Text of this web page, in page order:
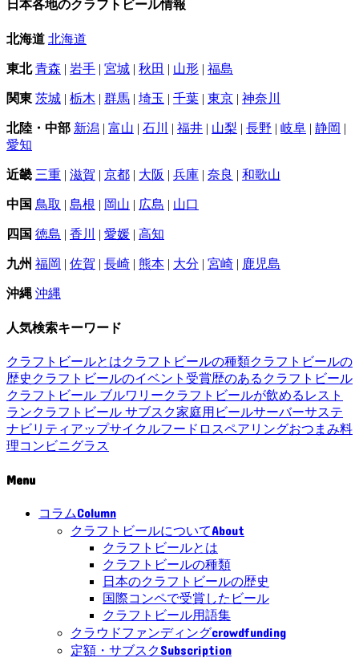
日本各地のクラフトビール情報
北海道 北海道
東北 青森 | 岩手 | 宮城 | 秋田 | 山形 | 福島
関東 茨城 | 栃木 | 群馬 | 埼玉 | 千葉 | 東京 | 神奈川
北陸・中部 新潟 | 富山 | 石川 | 福井 | 山梨 | 長野 | 岐阜 | 静岡 |
愛知
近畿 三重 | 滋賀 | 京都 | 大阪 | 兵庫 | 奈良 | 和歌山
中国 鳥取 | 島根 | 岡山 | 広島 | 山口
四国 徳島 | 香川 | 愛媛 | 高知
九州 福岡 | 佐賀 | 長崎 | 熊本 | 大分 | 宮崎 | 鹿児島
沖縄 沖縄
人気検索キーワード
クラフトビールとはクラフトビールの種類クラフトビールの
歴史 クラフトビールのイベント 受賞歴のあるクラフトビール
クラフトビール ブルワリークラフトビールが飲めるレスト
ランクラフトビール サブスク家庭用ビールサーバーサステ
ナビリティ アップサイクルフードロスペアリングおつまみ料
理コンビニグラス
Menu
コラムColumn
クラフトビールについてAbout
クラフトビールとは
クラフトビールの種類
日本のクラフトビールの歴史
国際コンペで受賞したビール
クラフトビール用語集
クラウドファンディングcrowdfunding
定額・サブスクSubscription